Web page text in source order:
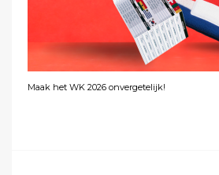
Maak het WK 2026 onvergetelijk!